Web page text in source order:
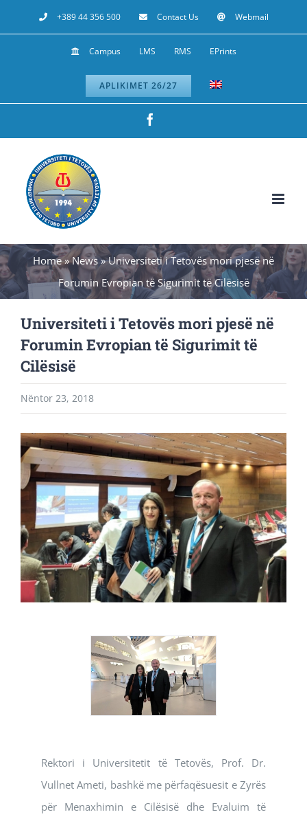
to
+389 44 356 500 Contact Us Webmail
Campus LMS RMS EPrints
APLIKIMET 26/27
Home»News»Universiteti i Tetovës mori pjesë në
Forumin Evropian të Sigurimit të Cilësisë
Universiteti i Tetovës mori pjesë në
Forumin Evropian të Sigurimit të
Cilësisë
Nëntor 23, 2018
View
Larger
Image
Rektori i Universitetit të Tetovës, Prof. Dr.
Vullnet Ameti, bashkë me përfaqësuesit e Zyrës
për Menaxhimin e Cilësisë dhe Evaluim të